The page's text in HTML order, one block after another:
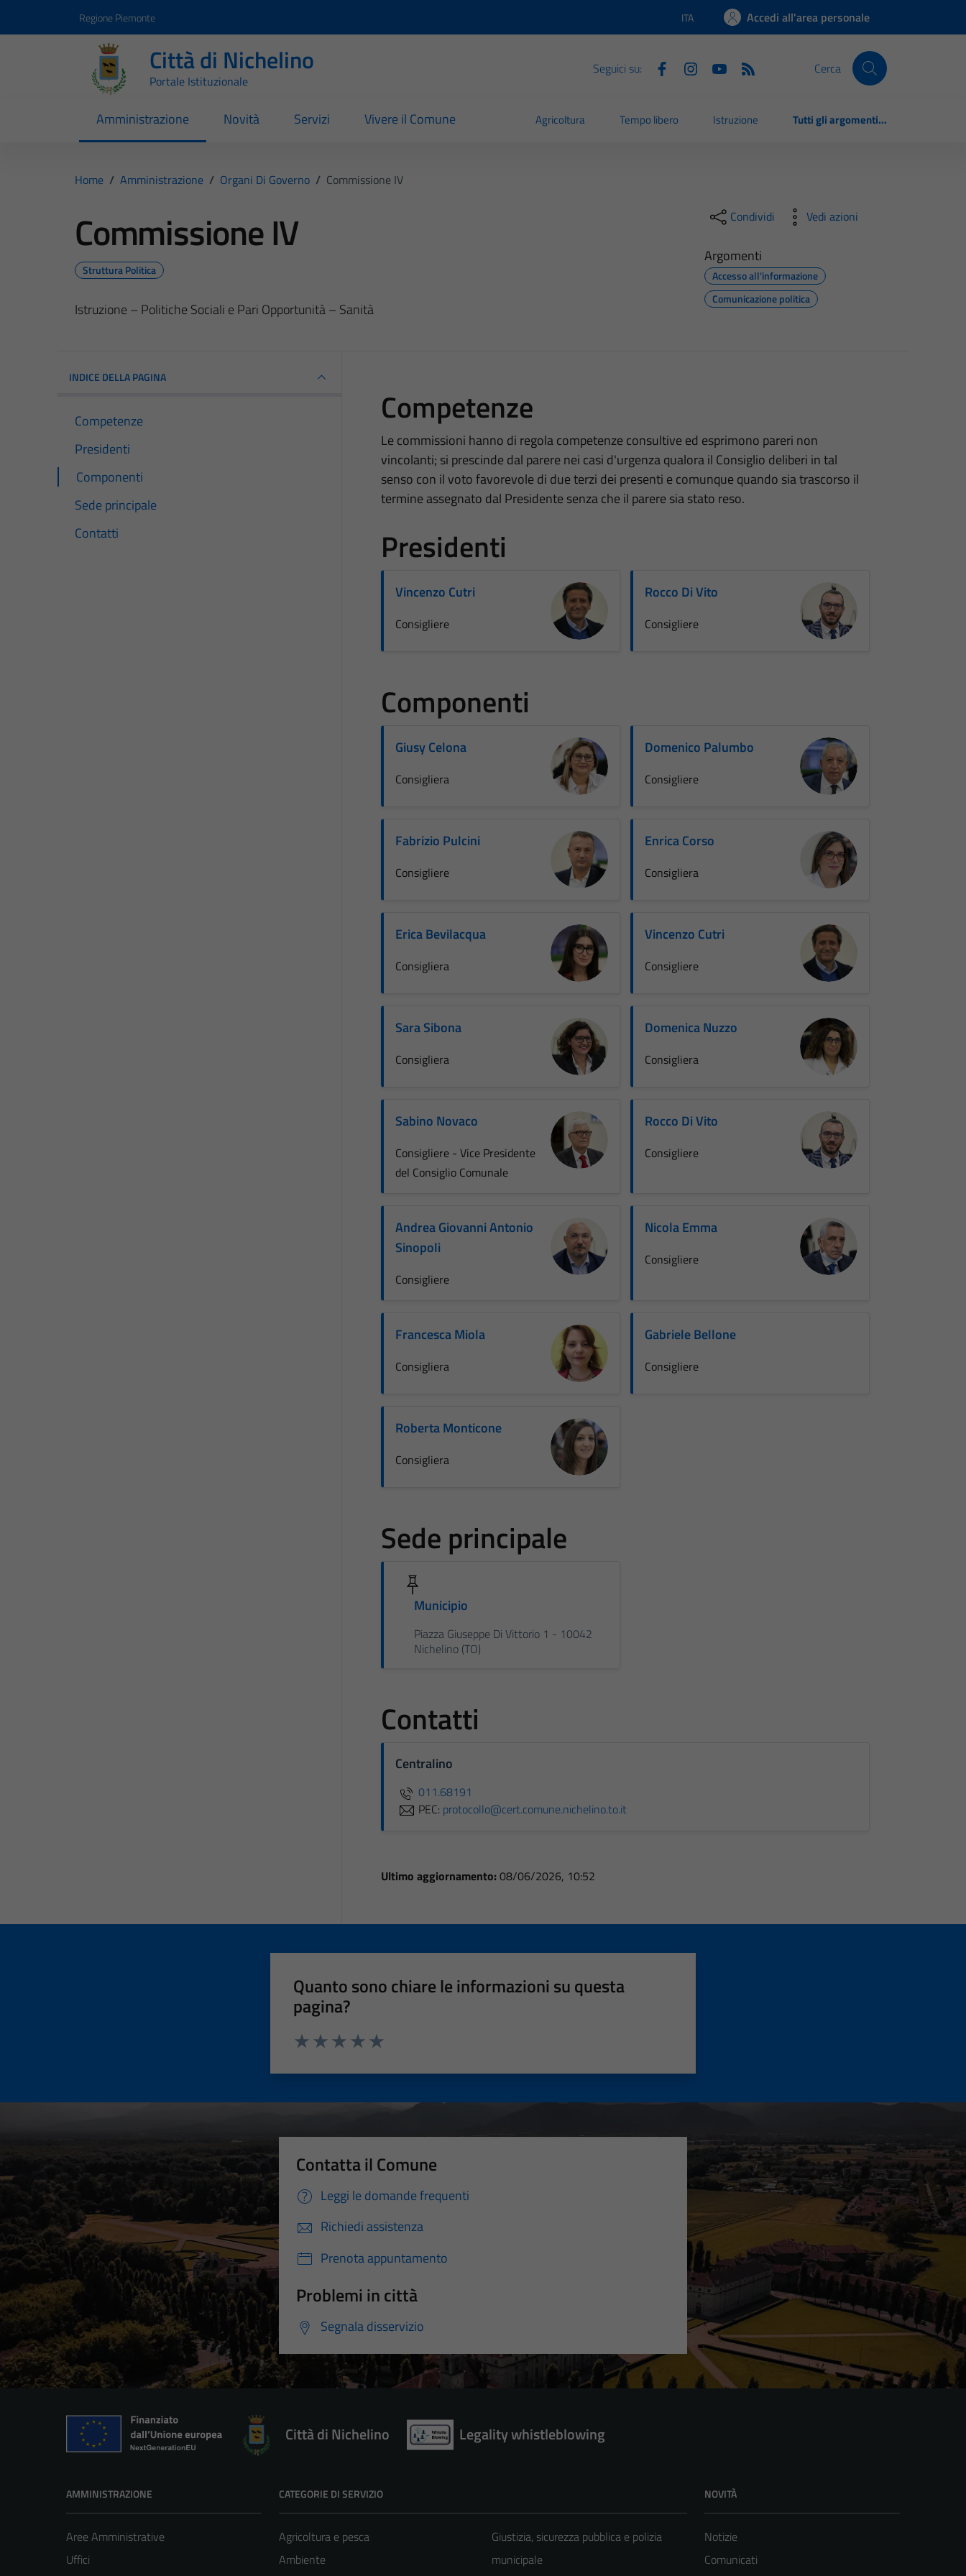
Regione Piemonte Lingua attiva:
ITA Accedi all'area personale
Città di Nichelino
Portale Istituzionale
Seguici su: Cerca
Amministrazione Novità Servizi Vivere il Comune Agricoltura Tempo libero Istruzione Tutti gli argomenti...
Home / Amministrazione / Organi Di Governo / Commissione IV
Commissione IV
Struttura Politica
Istruzione – Politiche Sociali e Pari Opportunità – Sanità
Condividi Vedi azioni
Argomenti
Accesso all'informazione
Comunicazione politica
INDICE DELLA PAGINA
Competenze
Presidenti
Componenti
Sede principale
Contatti
Competenze
Le commissioni hanno di regola competenze consultive ed esprimono pareri non
vincolanti; si prescinde dal parere nei casi d'urgenza qualora il Consiglio deliberi in tal
senso con il voto favorevole di due terzi dei presenti e comunque quando sia trascorso il
termine assegnato dal Presidente senza che il parere sia stato reso.
Presidenti
Vincenzo Cutri
Consigliere
Rocco Di Vito
Consigliere
Componenti
Giusy Celona
Consigliera
Domenico Palumbo
Consigliere
Fabrizio Pulcini
Consigliere
Enrica Corso
Consigliera
Erica Bevilacqua
Consigliera
Vincenzo Cutri
Consigliere
Sara Sibona
Consigliera
Domenica Nuzzo
Consigliera
Sabino Novaco
Consigliere - Vice Presidente
del Consiglio Comunale
Rocco Di Vito
Consigliere
Andrea Giovanni Antonio
Sinopoli
Consigliere
Nicola Emma
Consigliere
Francesca Miola
Consigliera
Gabriele Bellone
Consigliere
Roberta Monticone
Consigliera
Sede principale
Municipio
Piazza Giuseppe Di Vittorio 1 - 10042
Nichelino (TO)
Contatti
Centralino
011.68191
PEC: protocollo@cert.comune.nichelino.to.it
Ultimo aggiornamento: 08/06/2026, 10:52
Quanto sono chiare le informazioni su questa
pagina?
Contatta il Comune
Leggi le domande frequenti
Richiedi assistenza
Prenota appuntamento
Problemi in città
Segnala disservizio
Città di Nichelino Legality whistleblowing
AMMINISTRAZIONE
Aree Amministrative
Uffici
CATEGORIE DI SERVIZIO
Agricoltura e pesca
Ambiente
Giustizia, sicurezza pubblica e polizia
municipale
NOVITÀ
Notizie
Comunicati